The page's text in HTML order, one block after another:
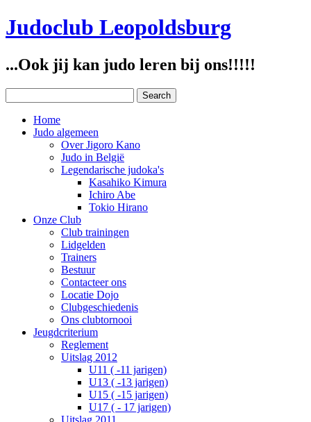
Judoclub Leopoldsburg
...Ook jij kan judo leren bij ons!!!!!
Home
Judo algemeen
Over Jigoro Kano
Judo in België
Legendarische judoka's
Kasahiko Kimura
Ichiro Abe
Tokio Hirano
Onze Club
Club trainingen
Lidgelden
Trainers
Bestuur
Contacteer ons
Locatie Dojo
Clubgeschiedenis
Ons clubtornooi
Jeugdcriterium
Reglement
Uitslag 2012
U11 ( -11 jarigen)
U13 ( -13 jarigen)
U15 ( -15 jarigen)
U17 ( - 17 jarigen)
Uitslag 2011